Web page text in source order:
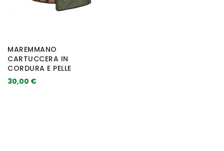
MAREMMANO
CARTUCCERA IN
CORDURA E PELLE
30,00 €